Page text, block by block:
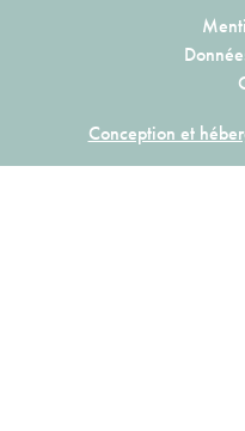
Conception et